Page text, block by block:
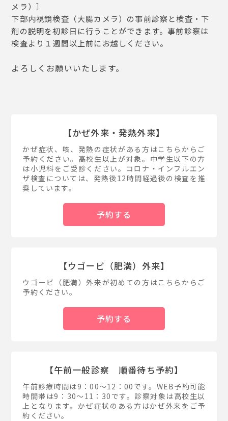
メラ）］
下部内視鏡検査（大腸カメラ）の事前診察と検査・下
剤の説明を初診日に行うことができます。事前診察は
検査より１週間以上前にお越しください。
よろしくお願いいたします。
【かぜ外来・発熱外来】
かぜ症状、咳、発熱の症状がある方はこちらからご
予約ください。高校生以上が対象。中学生以下の方
は小児科をご受診ください。コロナ・インフルエン
ザ検査については、発熱後12時間経過後の検査を推
奨しています。
予約する
【ウゴービ（肥満）外来】
ウゴービ（肥満）外来が初めての方はこちらからご
予約ください。
予約する
【午前一般診察 順番待ち予約】
午前診療時間は9：00～12：00です。WEB予約可能
時間帯は9：30～11：30です。診察対象は高校生以
上となります。かぜ症状のある方はかぜ外来をご予
約ください。